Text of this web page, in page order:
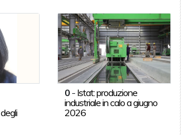
0 - Istat: produzione
industriale in calo a giugno
2026